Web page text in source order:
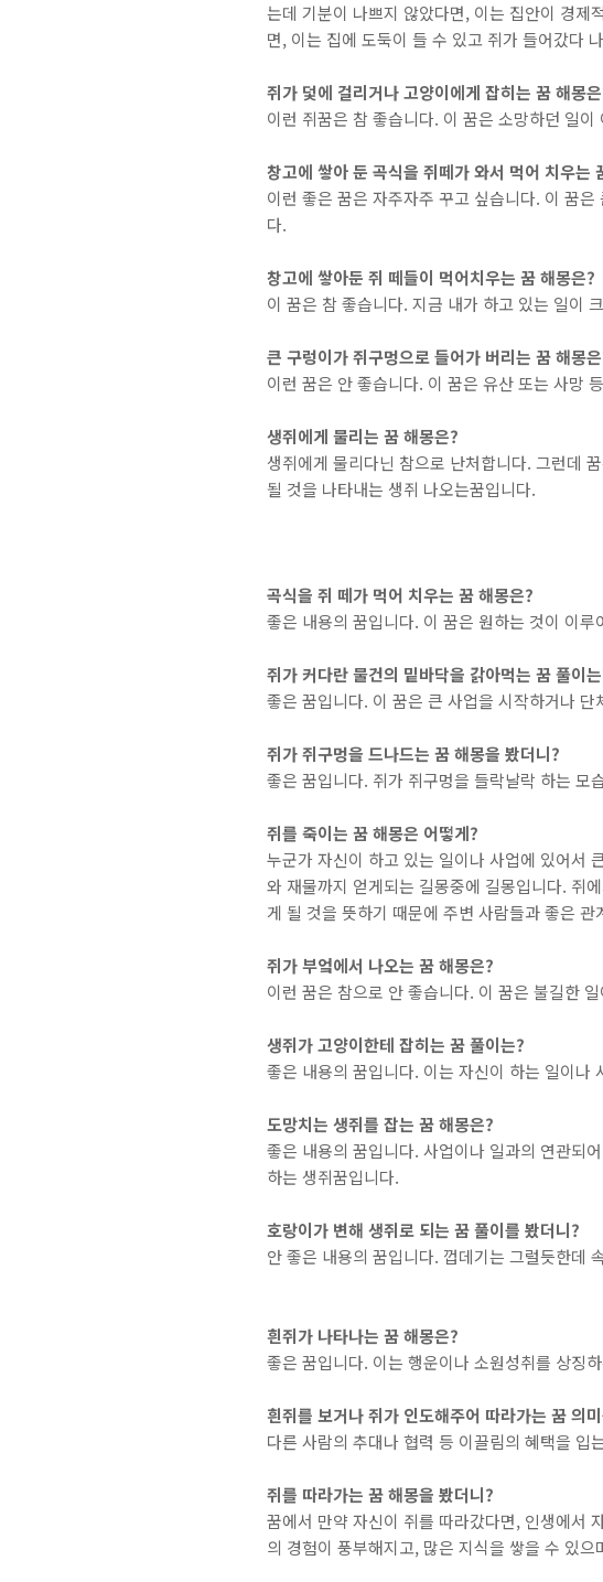
는데 기분이 나쁘지 않았다면, 이는 집안이 경제
면, 이는 집에 도둑이 들 수 있고 쥐가 들어갔다
쥐가 덫에 걸리거나 고양이에게 잡히는 꿈​ 해몽
이런 쥐꿈은 참 좋습니다. 이 꿈은 소망하던 일
창고에 쌓아 둔 곡식을 쥐떼가 와서 먹어 치우는
이런 좋은 꿈은 자주자주 꾸고 싶습니다. 이 꿈
다.
창고에 쌓아둔 쥐 떼들이 먹어치우는 꿈 해몽은?
이 꿈은 참 좋습니다. 지금 내가 하고 있는 일이
큰 구렁이가 쥐구멍으로 들어가 버리는 꿈 해몽
이런 꿈은 안 좋습니다. 이 꿈은 유산 또는 사망
생쥐에게 물리는 꿈 해몽은?
생쥐에게 물리다닌 참으로 난처합니다. 그런데
될 것을 나타내는 생쥐 나오는꿈입니다.
​곡식을 쥐 떼가 먹어 치우는 꿈 해몽은?
좋은 내용의 꿈입니다. 이 꿈은 원하는 것이 이
쥐가 커다란 물건의 밑바닥을 갉아먹는 꿈 풀이
좋은 꿈입니다. 이 꿈은 큰 사업을 시작하거나
쥐가 쥐구멍을 드나드는 꿈 해몽을 봤더니?
좋은 꿈입니다. 쥐가 쥐구멍을 들락날락 하는 모
쥐를 죽이는 꿈 해몽은 어떻게?
누군가 자신이 하고 있는 일이나 사업에 있어서
와 재물까지 얻게되는 길몽중에 길몽입니다. 쥐
게 될 것을 뜻하기 때문에 주변 사람들과 좋은
쥐가 부엌에서 나오는 꿈 해몽은?
이런 꿈은 참으로 안 좋습니다. 이 꿈은 불길한
생쥐가 고양이한테 잡히는 꿈 풀이는?
좋은 내용의 꿈입니다. 이는 자신이 하는 일이나
도망치는 생쥐를 잡는 꿈 해몽은?
좋은 내용의 꿈입니다. 사업이나 일과의 연관되
하는 생쥐꿈입니다.
호랑이가 변해 생쥐로 되는 꿈 풀이를 봤더니?
안 좋은 내용의 꿈입니다. 껍데기는 그럴듯한데
흰쥐가 나타나는 꿈 해몽은?
좋은 꿈입니다. 이는 행운이나 소원성취를 상징
흰쥐를 보거나 쥐가 인도해주어 따라가는 꿈 의
다른 사람의 추대나 협력 등 이끌림의 혜택을 입
쥐를 따라가는 꿈 해몽을 봤더니?
꿈에서 만약 자신이 쥐를 따라갔다면, 인생에서
의 경험이 풍부해지고, 많은 지식을 쌓을 수 있